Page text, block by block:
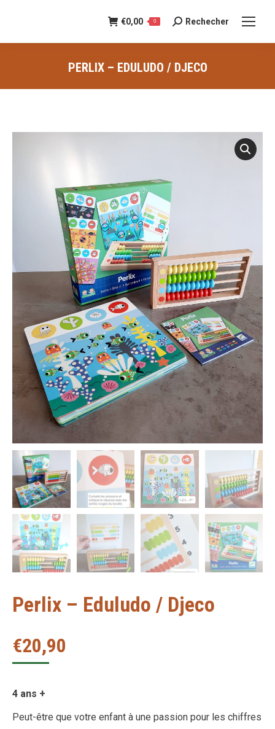
€0,00 0
Recherche
:
Rechecher
PERLIX – EDULUDO / DJECO
Perlix – Eduludo / Djeco
€20,90
4 ans +
Peut-être que votre enfant à une passion pour les chiffres